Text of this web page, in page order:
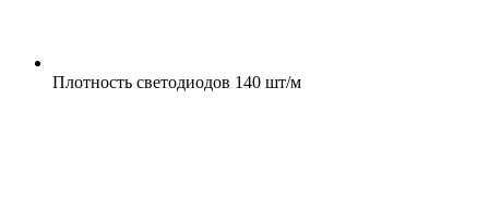
Плотность светодиодов 140 шт/м